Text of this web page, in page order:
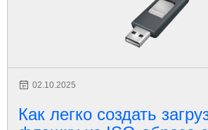
02.10.2025
Как легко создать